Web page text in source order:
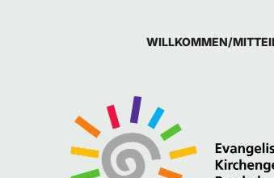
WILLKOMMEN/